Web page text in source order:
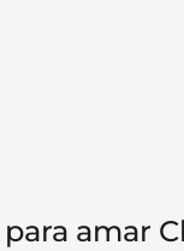
para amar